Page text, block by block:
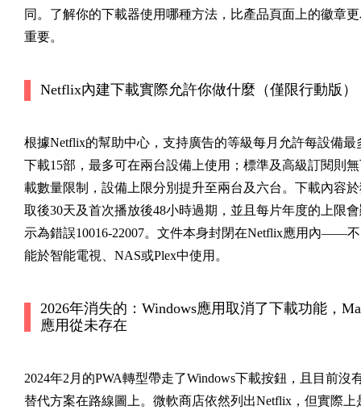
同。了解你的下載器使用哪種方法，比產品頁面上的徽章
重要。
Netflix內建下載實際允許你做什麼（僅限行動版）
根據Netflix的幫助中心，支持廣告的等級每月允許每設備最
下載15部，最多可在兩台設備上使用；標準及高級訂閱則
載數量限制，設備上限分別提升至兩台及六台。下載內容
取後30天及首次播放後48小時過期，並且每片年度的上限
示為錯誤10016-22007。文件本身封閉在Netflix應用內——不
能於智能電視、NAS或Plex中使用。
2026年消失的：Windows應用取消了下載功能，
應用從未存在
2024年2月的PWA轉型帶走了Windows下載按鈕，且目前沒
替代方案在路線圖上。微軟商店依然列出Netflix，但實際上